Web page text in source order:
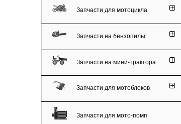
Запчасти для мотоцикла
Запчасти на бензопилы
Запчасти на мини-трактора
Запчасти для мотоблоков
Запчасти для мото-помп